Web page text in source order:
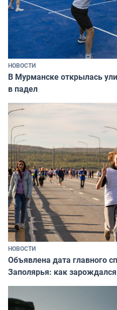
НОВОСТИ
В Мурманске открылась
в падел
НОВОСТИ
Объявлена дата главного
Заполярья: как